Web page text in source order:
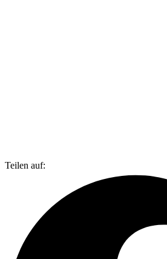
Teilen auf: